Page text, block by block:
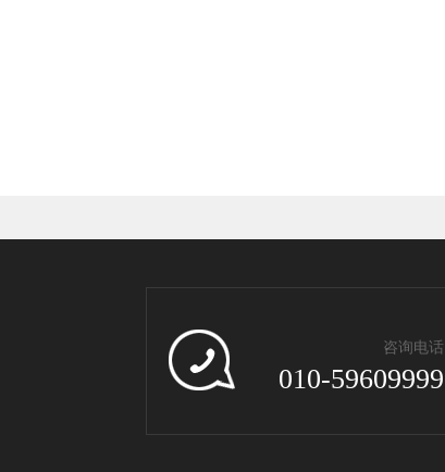
咨询电话
010-59609999